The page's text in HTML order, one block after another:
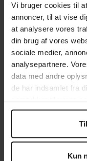
Vi bruger cookies til
annoncer, til at vise
at analysere vores
din brug af vores
sociale medier,
analysepartnere.
data med andre
de har indsamlet fra
anvende vores
Kun
The referenced
be re-embedded.
Påskekarse
Du kan næsten
påskefrokosten
egen karse, så vi
fire æggebærer
dut vat og en
karsefrø og givet